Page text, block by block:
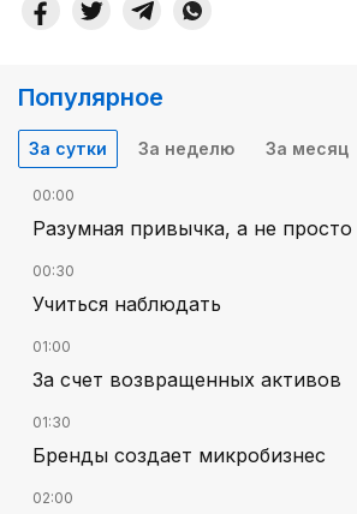
Популярное
За сутки За неделю За месяц
00:00
Разумная привычка, а не
00:30
Учиться наблюдать
01:00
За счет возвращенных активов
01:30
Бренды создает микробизнес
02:00